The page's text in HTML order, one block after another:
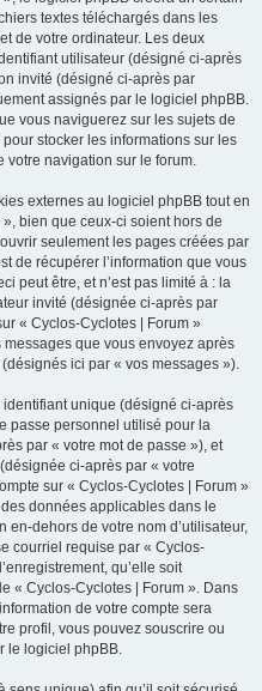
textes téléchargés dans les
de votre ordinateur. Les deux
utilisateur (désigné ci-après
invité (désigné ci-après par
assignés par le logiciel phpBB.
vous naviguerez sur les sujets de
stocker les informations sur les
votre navigation sur le forum.
externes au logiciel phpBB tout en
bien que ceux-ci soient hors de
seulement les pages créées par
de récupérer l’information que vous
peut être, et n’est pas limité à : la
invité (désignée ci-après par
« Cyclos-Cyclotes | Forum »
que vous envoyez après
ici par « vos messages »).
unique (désigné ci-après
passe personnel utilisé pour la
par « votre mot de passe »), et
ci-après par « votre
sur « Cyclos-Cyclotes | Forum »
données applicables dans le
en-dehors de votre nom d’utilisateur,
courriel requise par « Cyclos-
qu’elle soit
« Cyclos-Cyclotes | Forum ». Dans
de votre compte sera
profil, vous pouvez souscrire ou
le logiciel phpBB.